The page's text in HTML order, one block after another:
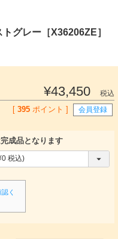
グレー［X36206ZE］
¥43,450
税込
[395 ポイント ] 会員登録
成品となります
く